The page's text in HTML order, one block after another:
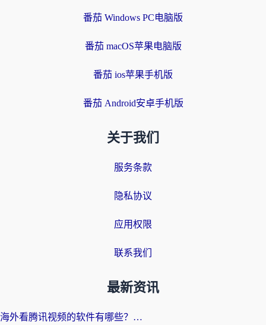
番茄 Windows PC电脑版
番茄 macOS苹果电脑版
番茄 ios苹果手机版
番茄 Android安卓手机版
关于我们
服务条款
隐私协议
应用权限
联系我们
最新资讯
海外看腾讯视频的软件有哪些？2026实测有效，留学生都在用的回国加速器指南